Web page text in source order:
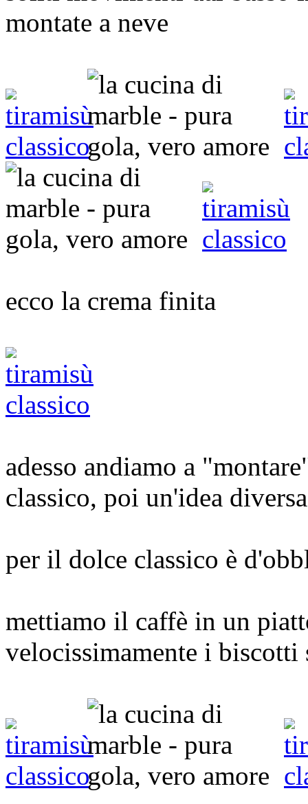
montate a neve
ecco la crema finita
adesso andiamo a
classico, poi un'idea diversa
per il dolce classico è
mettiamo il caffè in un
velocissimamente i